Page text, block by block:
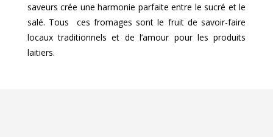
saveurs crée une harmonie parfaite entre le sucré et le
salé. Tous ces fromages sont le fruit de savoir-faire
locaux traditionnels et de l’amour pour les produits
laitiers.